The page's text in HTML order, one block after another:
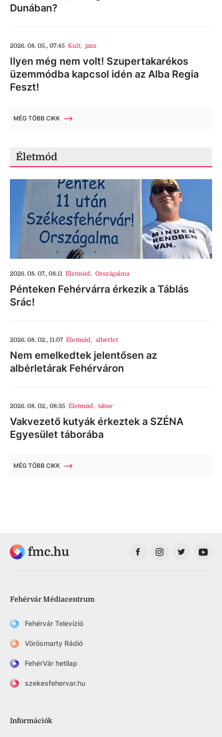
Dunában?
2026. 08. 05., 07:45 Kult, jazz
Ilyen még nem volt! Szupertakarékos
üzemmódba kapcsol idén az Alba Regia
Feszt!
MÉG TÖBB CIKK
Életmód
2026. 08. 07., 08:11 Életmód, Országalma
Pénteken Fehérvárra érkezik a Táblás
Srác!
2026. 08. 02., 11:07 Életmód, albérlet
Nem emelkedtek jelentősen az
albérletárak Fehérváron
2026. 08. 02., 08:35 Életmód, tábor
Vakvezető kutyák érkeztek a SZÉNA
Egyesület táborába
MÉG TÖBB CIKK
fmc.hu
Fehérvár Médiacentrum
Fehérvár Televízió
Vörösmarty Rádió
FehérVár hetilap
szekesfehervar.hu
Információk